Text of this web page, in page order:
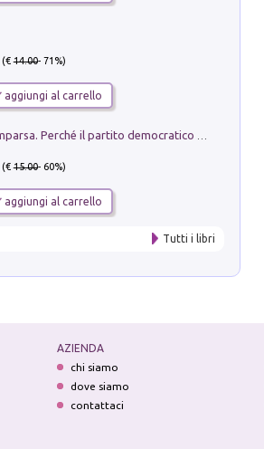
(€14.00- 71%)
aggiungi al carrello
(€15.00- 60%)
aggiungi al carrello
Tutti i libri
AZIENDA
chi siamo
dove siamo
contattaci